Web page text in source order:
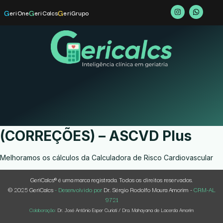
GeriOneGeriCalcsGeriGrupo
(CORREÇÕES) – ASCVD Plus
Melhoramos os cálculos da Calculadora de Risco Cardiovascular
GeriCalcs® é uma marca registrada. Todos os direitos reservados.
© 2025 GeriCalcs- Desenvolvido por Dr. Sérgio Rodolfo Moura Amorim -CRM-AL
9721
Colaboração: Dr. José Antônio Esper Curiati / Dra. Mahayana de Lacerda Amorim